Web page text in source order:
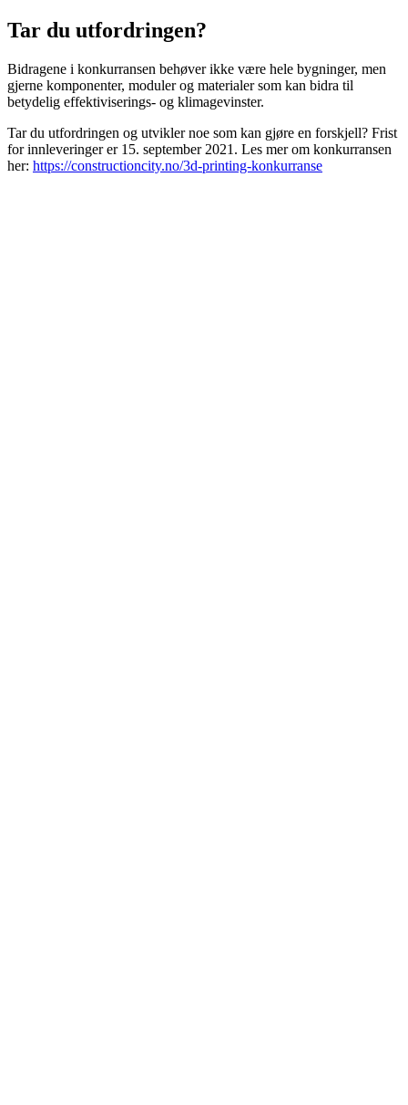
Tar du utfordringen?
Bidragene i konkurransen behøver ikke være hele bygninger, men
gjerne komponenter, moduler og materialer som kan bidra til
betydelig effektiviserings- og klimagevinster.
Tar du utfordringen og utvikler noe som kan gjøre en forskjell? Frist
for innleveringer er 15. september 2021. Les mer om konkurransen
her: https://constructioncity.no/3d-printing-konkurranse